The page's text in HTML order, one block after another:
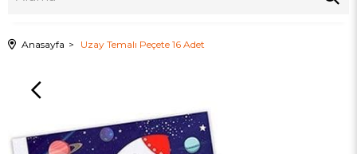
Anasayfa Uzay Temalı Peçete 16 Adet